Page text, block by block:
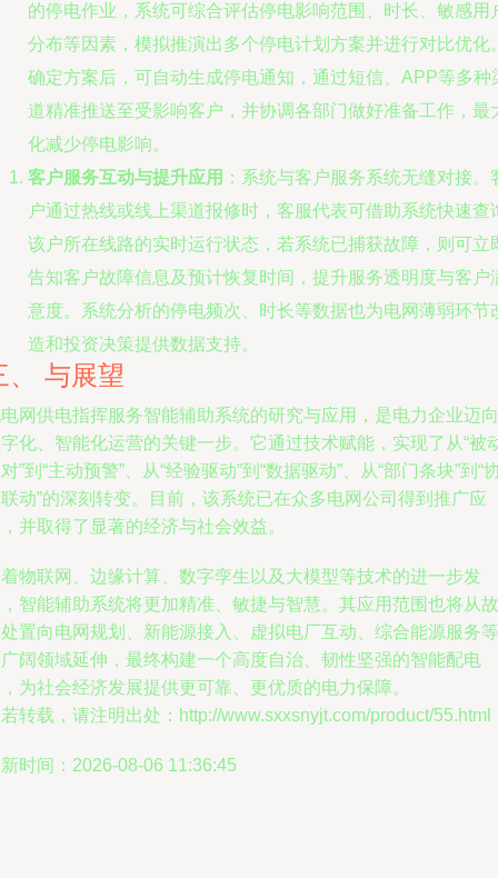
的停电作业，系统可综合评估停电影响范围、时长、敏感用
分布等因素，模拟推演出多个停电计划方案并进行对比优化
确定方案后，可自动生成停电通知，通过短信、APP等多种
道精准推送至受影响客户，并协调各部门做好准备工作，最
化减少停电影响。
客户服务互动与提升应用 ：系统与客户服务系统无缝对接。
户通过热线或线上渠道报修时，客服代表可借助系统快速查
该户所在线路的实时运行状态，若系统已捕获故障，则可立
告知客户故障信息及预计恢复时间，提升服务透明度与客户
意度。系统分析的停电频次、时长等数据也为电网薄弱环节
造和投资决策提供数据支持。
、 与展望
网供电指挥服务智能辅助系统的研究与应用，是电力企业迈向
化、智能化运营的关键一步。它通过技术赋能，实现了从“被
”到“主动预警”、从“经验驱动”到“数据驱动”、从“部门条块”到“
动”的深刻转变。目前，该系统已在众多电网公司得到推广应
并取得了显著的经济与社会效益。
物联网、边缘计算、数字孪生以及大模型等技术的进一步发
智能辅助系统将更加精准、敏捷与智慧。其应用范围也将从故
置向电网规划、新能源接入、虚拟电厂互动、综合能源服务等
阔领域延伸，最终构建一个高度自治、韧性坚强的智能配电
为社会经济发展提供更可靠、更优质的电力保障。
转载，请注明出处：http://www.sxxsnyjt.com/product/55.html
时间：2026-08-06 11:36:45